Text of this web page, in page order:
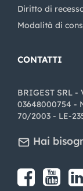
Diritto di
Modalità di
CONTATTI
BRIGEST SRL -
03648000754 -
70/2003 - LE-
Hai
Share on